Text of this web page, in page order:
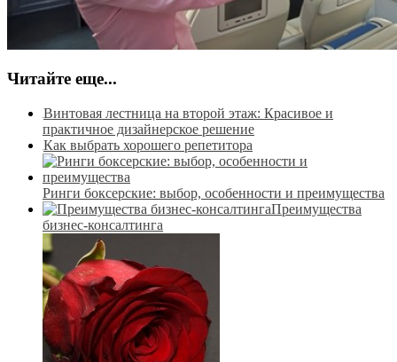
Читайте еще...
Винтовая лестница на второй этаж: Красивое и
практичное дизайнерское решение
Как выбрать хорошего репетитора
Ринги боксерские: выбор, особенности и преимущества
Преимущества
бизнес-консалтинга